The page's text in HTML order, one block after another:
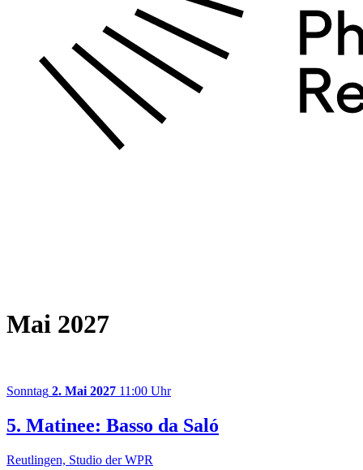
Mai 2027
Sonntag 2. Mai 2027 11:00 Uhr
5. Matinee: Basso da Saló
Reutlingen, Studio der WPR